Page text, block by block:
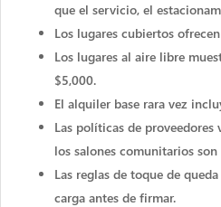
que el servicio, el
Los lugares cubiertos
Los lugares al aire libre
$5,000.
El alquiler base rara vez
Las políticas de
los salones comunitarios
Las reglas de toque de
carga antes de firmar.